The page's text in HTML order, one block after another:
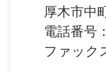
厚木市中
電話番号：
ファック